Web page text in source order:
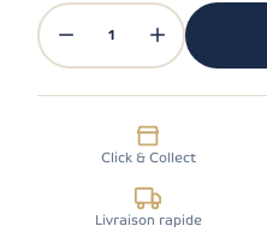
1
Click & Collect
Livraison rapide